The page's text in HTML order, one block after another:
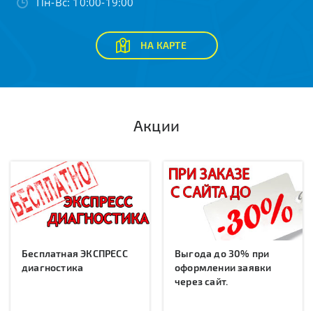
НА КАРТЕ
Акции
Бесплатная ЭКСПРЕСС
диагностика
Выгода до 30% при
оформлении заявки
через сайт.